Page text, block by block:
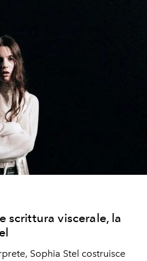
scrittura viscerale, la
Sophia Stel costruisce